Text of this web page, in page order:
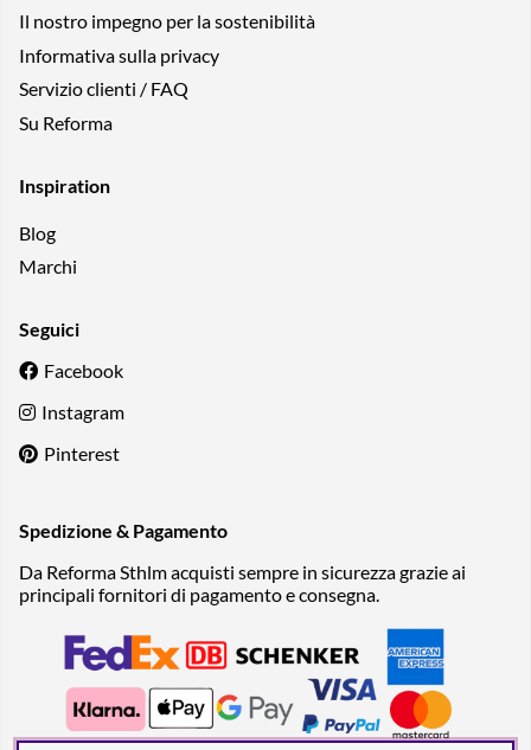
Il nostro impegno per la sostenibilità
Informativa sulla privacy
Servizio clienti / FAQ
Su Reforma
Inspiration
Blog
Marchi
Seguici
Facebook
Instagram
Pinterest
Spedizione & Pagamento
Da Reforma Sthlm acquisti sempre in sicurezza grazie ai
principali fornitori di pagamento e consegna.